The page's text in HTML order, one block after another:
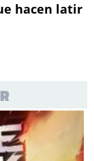
hacen latir